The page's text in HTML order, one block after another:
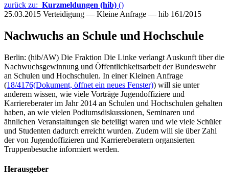
zurück zu: Kurzmeldungen (hib) ()
25.03.2015 Verteidigung — Kleine Anfrage — hib 161/2015
Nachwuchs an Schule und Hochschule
Berlin: (hib/AW) Die Fraktion Die Linke verlangt Auskunft über die
Nachwuchsgewinnung und Öffentlichkeitsarbeit der Bundeswehr
an Schulen und Hochschulen. In einer Kleinen Anfrage
(18/4176(Dokument, öffnet ein neues Fenster)) will sie unter
anderem wissen, wie viele Vorträge Jugendoffiziere und
Karriereberater im Jahr 2014 an Schulen und Hochschulen gehalten
haben, an wie vielen Podiumsdiskussionen, Seminaren und
ähnlichen Veranstaltungen sie beteiligt waren und wie viele Schüler
und Studenten dadurch erreicht wurden. Zudem will sie über Zahl
der von Jugendoffizieren und Karriereberatern organsierten
Truppenbesuche informiert werden.
Herausgeber